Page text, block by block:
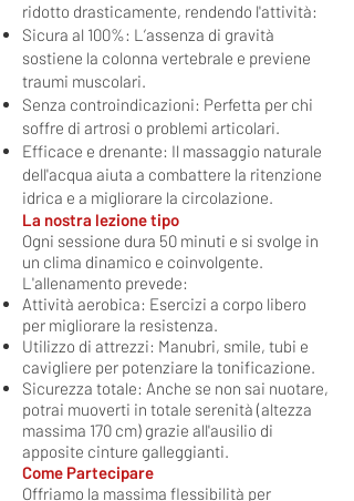
ridotto drasticamente, rendendo l'attività:
Sicura al 100%: L’assenza di gravità
sostiene la colonna vertebrale e previene
traumi muscolari.
Senza controindicazioni: Perfetta per chi
soffre di artrosi o problemi articolari.
Efficace e drenante: Il massaggio naturale
dell'acqua aiuta a combattere la ritenzione
idrica e a migliorare la circolazione.
La nostra lezione tipo​
Ogni sessione dura 50 minuti e si svolge in
un clima dinamico e coinvolgente.
L'allenamento prevede:
Attività aerobica: Esercizi a corpo libero
per migliorare la resistenza.
Utilizzo di attrezzi: Manubri, smile, tubi e
cavigliere per potenziare la tonificazione.
Sicurezza totale: Anche se non sai nuotare,
potrai muoverti in totale serenità (altezza
massima 170 cm) grazie all'ausilio di
apposite cinture galleggianti.
Come Partecipare
Offriamo la massima flessibilità per